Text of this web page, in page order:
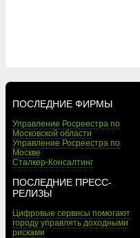
ПОСЛЕДНИЕ ФИРМЫ
Управление Росреестра по
Московской области
Управление Росреестра по
Москве
Сталкер-Консалтинг
ПОСЛЕДНИЕ ПРЕСС-
РЕЛИЗЫ
Цифровые сервисы помогают
городу управлять доходными
рисками